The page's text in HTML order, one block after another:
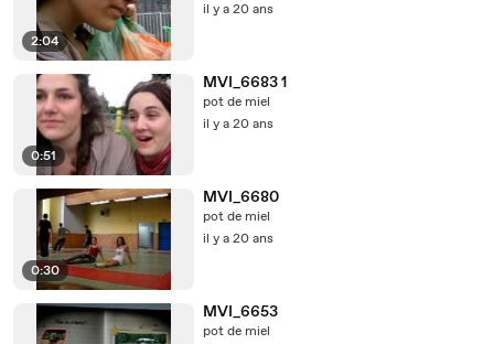
2:04
il y a 20 ans
0:51
MVI_6683 1
pot de miel
il y a 20 ans
0:30
MVI_6680
pot de miel
il y a 20 ans
MVI_6653
pot de miel